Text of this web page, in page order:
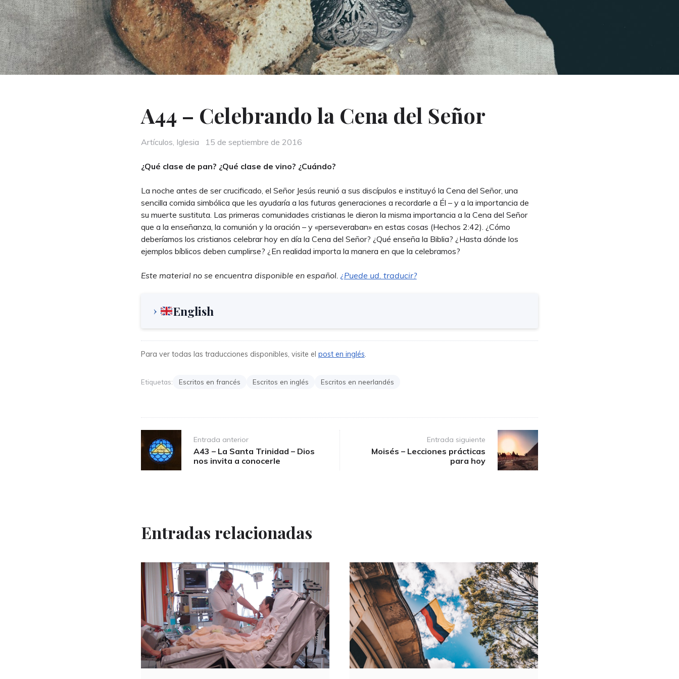
A44 – Celebrando la Cena del Señor
Categories
Artículos, Iglesia
Posted
15 de septiembre de 2016
¿Qué clase de pan? ¿Qué clase de vino? ¿Cuándo?
La noche antes de ser crucificado, el Señor Jesús reunió a sus discípulos e instituyó la Cena del Señor, una
sencilla comida simbólica que les ayudaría a las futuras generaciones a recordarle a Él – y a la importancia de
su muerte sustituta. Las primeras comunidades cristianas le dieron la misma importancia a la Cena del Señor
que a la enseñanza, la comunión y la oración – y «perseveraban» en estas cosas (Hechos 2:42). ¿Cómo
deberíamos los cristianos celebrar hoy en día la Cena del Señor? ¿Qué enseña la Biblia? ¿Hasta dónde los
ejemplos bíblicos deben cumplirse? ¿En realidad importa la manera en que la celebramos?
Este material no se encuentra disponible en español. ¿Puede ud. traducir?
English
Para ver todas las traducciones disponibles, visite el post en inglés.
Etiquetas: Escritos en francés Escritos en inglés Escritos en neerlandés
Post
navigation
Entrada anterior
A43 – La Santa Trinidad – Dios
nos invita a conocerle
Entrada siguiente
Moisés – Lecciones prácticas
para hoy
Entradas relacionadas